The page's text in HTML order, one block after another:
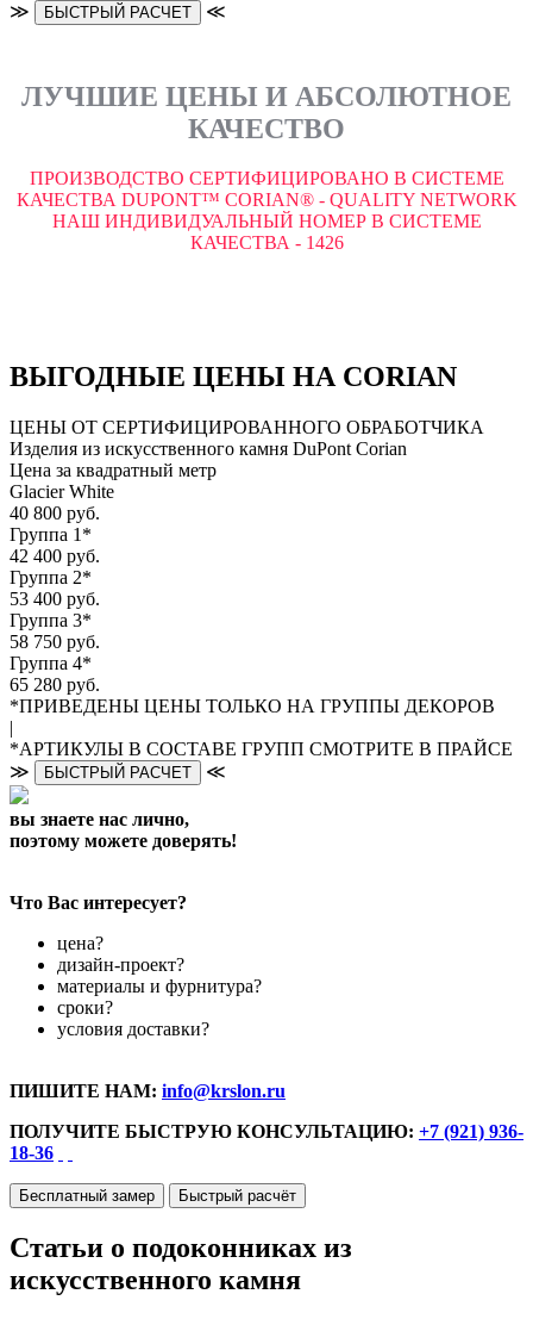
≫ БЫСТРЫЙ РАСЧЕТ ≪
ЛУЧШИЕ ЦЕНЫ И АБСОЛЮТНОЕ
КАЧЕСТВО
ПРОИЗВОДСТВО СЕРТИФИЦИРОВАНО В СИСТЕМЕ
КАЧЕСТВА DUPONT™ CORIAN® - QUALITY NETWORK
НАШ ИНДИВИДУАЛЬНЫЙ НОМЕР В СИСТЕМЕ
КАЧЕСТВА - 1426
ВЫГОДНЫЕ ЦЕНЫ НА CORIAN
ЦЕНЫ ОТ СЕРТИФИЦИРОВАННОГО ОБРАБОТЧИКА
Изделия из искусственного камня DuPont Corian
Цена за квадратный метр
Glacier White
40 800 руб.
Группа 1*
42 400 руб.
Группа 2*
53 400 руб.
Группа 3*
58 750 руб.
Группа 4*
65 280 руб.
*ПРИВЕДЕНЫ ЦЕНЫ ТОЛЬКО НА ГРУППЫ ДЕКОРОВ
|
*АРТИКУЛЫ В СОСТАВЕ ГРУПП СМОТРИТЕ В ПРАЙСЕ
≫
БЫСТРЫЙ РАСЧЕТ ≪
вы знаете нас лично,
поэтому можете доверять!
Что Вас интересует?
цена?
дизайн-проект?
материалы и фурнитура?
сроки?
условия доставки?
ПИШИТЕ НАМ: info@krslon.ru
ПОЛУЧИТЕ БЫСТРУЮ КОНСУЛЬТАЦИЮ: +7 (921) 936-
18-36
Бесплатный замер Быстрый расчёт
Статьи о подоконниках из
искусственного камня